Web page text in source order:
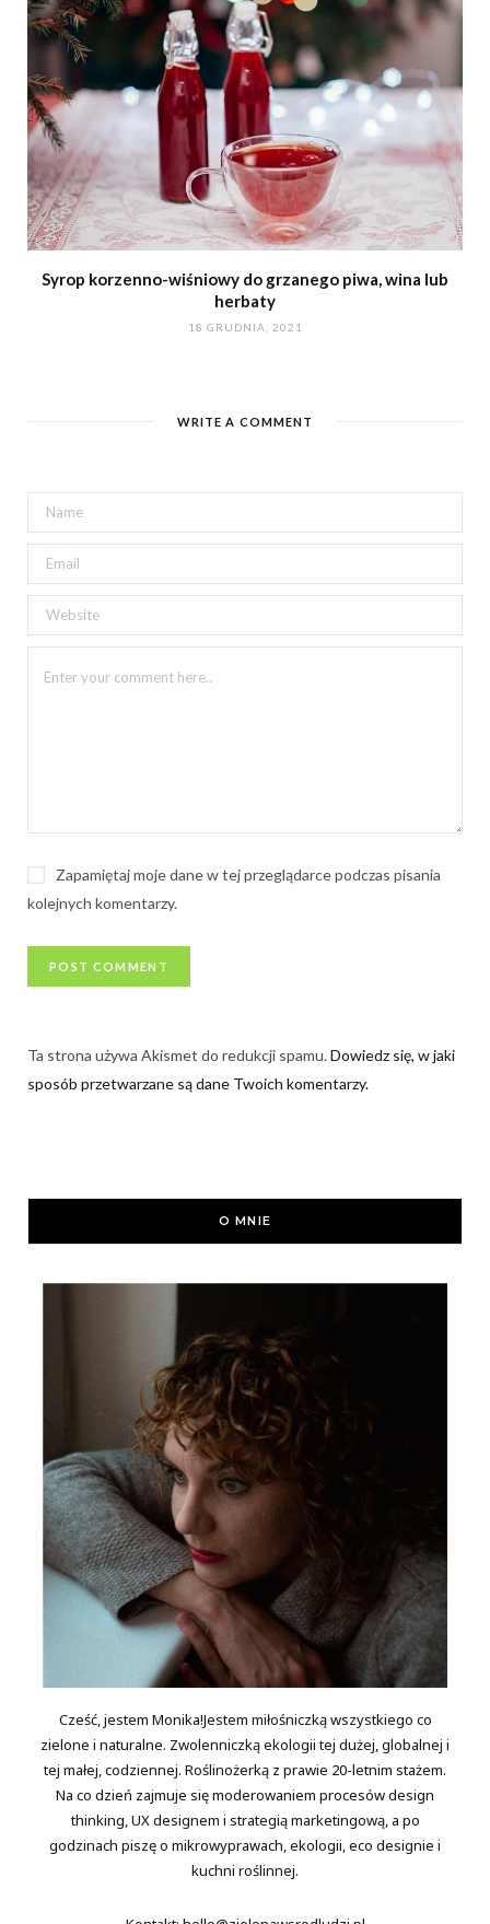
Syrop korzenno-wiśniowy do grzanego piwa, wina lub
herbaty
18 GRUDNIA, 2021
WRITE A COMMENT
Zapamiętaj moje dane w tej przeglądarce podczas pisania
kolejnych komentarzy.
Ta strona używa Akismet do redukcji spamu.Dowiedz się, w jaki
sposób przetwarzane są dane Twoich komentarzy.
O MNIE
Cześć, jestem Monika!Jestem miłośniczką wszystkiego co
zielone i naturalne. Zwolenniczką ekologii tej dużej, globalnej i
tej małej, codziennej. Roślinożerką z prawie 20-letnim stażem.
Na co dzień zajmuje się moderowaniem procesów design
thinking, UX designem i strategią marketingową, a po
godzinach piszę o mikrowyprawach, ekologii, eco designie i
kuchni roślinnej.